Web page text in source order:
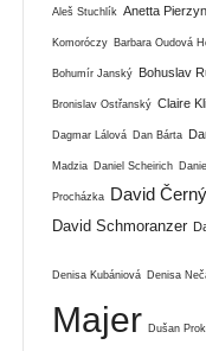
Aleš Stuchlík Anetta
Komoróczy Barbara Oudová
Bohumír Janský Bohuslav
Bronislav Ostřanský Claire
Dagmar Lálová Dan Bárta
Madzia Daniel Scheirich
Procházka David Černý
David Schmoranzer
Denisa Kubániová Denisa
Majer Dušan